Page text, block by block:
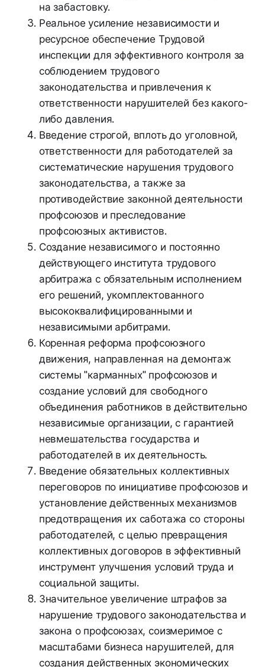
на забастовку.
Реальное усиление независимости и
ресурсное обеспечение Трудовой
инспекции для эффективного контроля за
соблюдением трудового
законодательства и привлечения к
ответственности нарушителей без какого-
либо давления.
Введение строгой, вплоть до уголовной,
ответственности для работодателей за
систематические нарушения трудового
законодательства, а также за
противодействие законной деятельности
профсоюзов и преследование
профсоюзных активистов.
Создание независимого и постоянно
действующего института трудового
арбитража с обязательным исполнением
его решений, укомплектованного
высококвалифицированными и
независимыми арбитрами.
Коренная реформа профсоюзного
движения, направленная на демонтаж
системы "карманных" профсоюзов и
создание условий для свободного
объединения работников в действительно
независимые организации, с гарантией
невмешательства государства и
работодателей в их деятельность.
Введение обязательных коллективных
переговоров по инициативе профсоюзов и
установление действенных механизмов
предотвращения их саботажа со стороны
работодателей, с целью превращения
коллективных договоров в эффективный
инструмент улучшения условий труда и
социальной защиты.
Значительное увеличение штрафов за
нарушение трудового законодательства и
закона о профсоюзах, соизмеримое с
масштабами бизнеса нарушителей, для
создания действенных экономических